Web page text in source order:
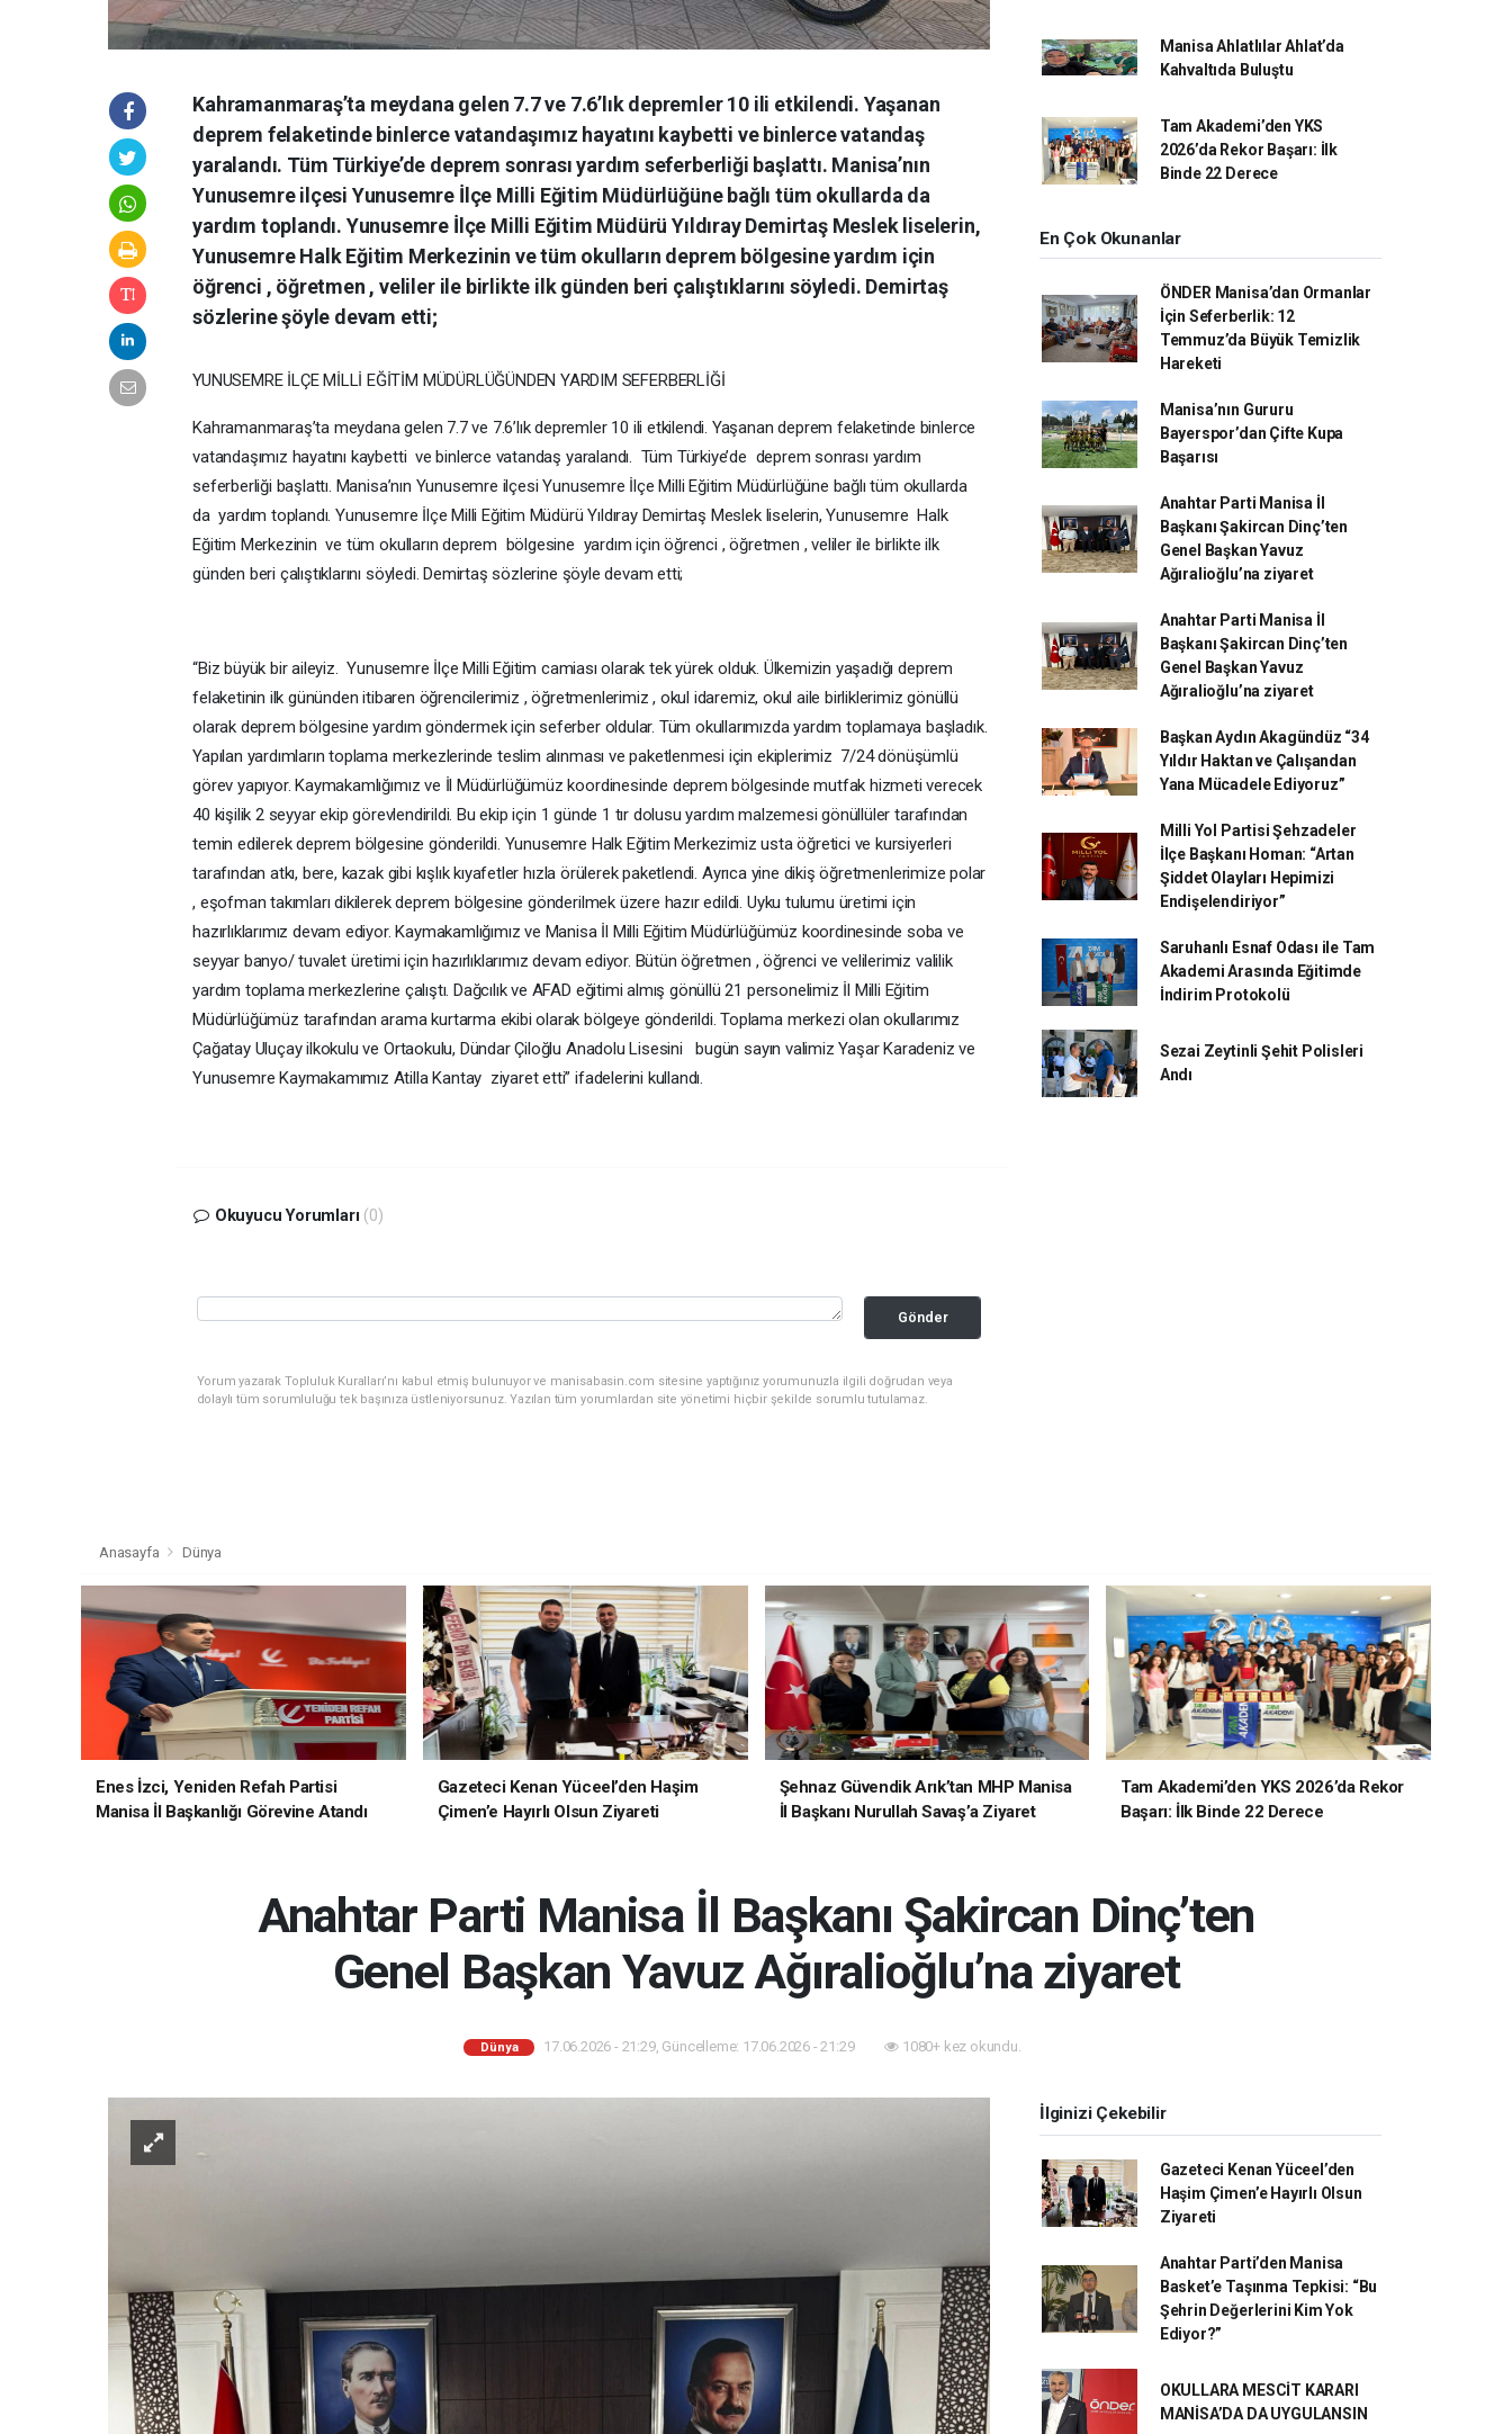
Kahramanmaraş’ta meydana gelen 7.7 ve 7.6’lık depremler 10 ili etkilendi. Yaşanan
deprem felaketinde binlerce vatandaşımız hayatını kaybetti ve binlerce vatandaş
yaralandı. Tüm Türkiye’de deprem sonrası yardım seferberliği başlattı. Manisa’nın
Yunusemre ilçesi Yunusemre İlçe Milli Eğitim Müdürlüğüne bağlı tüm okullarda da
yardım toplandı. Yunusemre İlçe Milli Eğitim Müdürü Yıldıray Demirtaş Meslek liselerin,
Yunusemre Halk Eğitim Merkezinin ve tüm okulların deprem bölgesine yardım için
öğrenci , öğretmen , veliler ile birlikte ilk günden beri çalıştıklarını söyledi. Demirtaş
sözlerine şöyle devam etti;
YUNUSEMRE İLÇE MİLLİ EĞİTİM MÜDÜRLÜĞÜNDEN YARDIM SEFERBERLİĞİ
Kahramanmaraş’ta meydana gelen 7.7 ve 7.6’lık depremler 10 ili etkilendi. Yaşanan deprem felaketinde binlerce
vatandaşımız hayatını kaybetti ve binlerce vatandaş yaralandı. Tüm Türkiye’de deprem sonrası yardım
seferberliği başlattı. Manisa’nın Yunusemre ilçesi Yunusemre İlçe Milli Eğitim Müdürlüğüne bağlı tüm okullarda
da yardım toplandı. Yunusemre İlçe Milli Eğitim Müdürü Yıldıray Demirtaş Meslek liselerin, Yunusemre Halk
Eğitim Merkezinin ve tüm okulların deprem bölgesine yardım için öğrenci , öğretmen , veliler ile birlikte ilk
günden beri çalıştıklarını söyledi. Demirtaş sözlerine şöyle devam etti;
“Biz büyük bir aileyiz. Yunusemre İlçe Milli Eğitim camiası olarak tek yürek olduk. Ülkemizin yaşadığı deprem
felaketinin ilk gününden itibaren öğrencilerimiz , öğretmenlerimiz , okul idaremiz, okul aile birliklerimiz gönüllü
olarak deprem bölgesine yardım göndermek için seferber oldular. Tüm okullarımızda yardım toplamaya başladık.
Yapılan yardımların toplama merkezlerinde teslim alınması ve paketlenmesi için ekiplerimiz 7/24 dönüşümlü
görev yapıyor. Kaymakamlığımız ve İl Müdürlüğümüz koordinesinde deprem bölgesinde mutfak hizmeti verecek
40 kişilik 2 seyyar ekip görevlendirildi. Bu ekip için 1 günde 1 tır dolusu yardım malzemesi gönüllüler tarafından
temin edilerek deprem bölgesine gönderildi. Yunusemre Halk Eğitim Merkezimiz usta öğretici ve kursiyerleri
tarafından atkı, bere, kazak gibi kışlık kıyafetler hızla örülerek paketlendi. Ayrıca yine dikiş öğretmenlerimize polar
, eşofman takımları dikilerek deprem bölgesine gönderilmek üzere hazır edildi. Uyku tulumu üretimi için
hazırlıklarımız devam ediyor. Kaymakamlığımız ve Manisa İl Milli Eğitim Müdürlüğümüz koordinesinde soba ve
seyyar banyo/ tuvalet üretimi için hazırlıklarımız devam ediyor. Bütün öğretmen , öğrenci ve velilerimiz valilik
yardım toplama merkezlerine çalıştı. Dağcılık ve AFAD eğitimi almış gönüllü 21 personelimiz İl Milli Eğitim
Müdürlüğümüz tarafından arama kurtarma ekibi olarak bölgeye gönderildi. Toplama merkezi olan okullarımız
Çağatay Uluçay ilkokulu ve Ortaokulu, Dündar Çiloğlu Anadolu Lisesini bugün sayın valimiz Yaşar Karadeniz ve
Yunusemre Kaymakamımız Atilla Kantay ziyaret etti” ifadelerini kullandı.
Okuyucu Yorumları (0)
Gönder
Yorum yazarak Topluluk Kuralları’nı kabul etmiş bulunuyor ve manisabasin.com sitesine yaptığınız yorumunuzla ilgili doğrudan veya
dolaylı tüm sorumluluğu tek başınıza üstleniyorsunuz. Yazılan tüm yorumlardan site yönetimi hiçbir şekilde sorumlu tutulamaz.
Manisa Ahlatlılar Ahlat’da
Kahvaltıda Buluştu
Tam Akademi’den YKS
2026’da Rekor Başarı: İlk
Binde 22 Derece
En Çok Okunanlar
ÖNDER Manisa’dan Ormanlar
İçin Seferberlik: 12
Temmuz’da Büyük Temizlik
Hareketi
Manisa’nın Gururu
Bayerspor’dan Çifte Kupa
Başarısı
Anahtar Parti Manisa İl
Başkanı Şakircan Dinç’ten
Genel Başkan Yavuz
Ağıralioğlu’na ziyaret
Anahtar Parti Manisa İl
Başkanı Şakircan Dinç’ten
Genel Başkan Yavuz
Ağıralioğlu’na ziyaret
Başkan Aydın Akagündüz “34
Yıldır Haktan ve Çalışandan
Yana Mücadele Ediyoruz”
Milli Yol Partisi Şehzadeler
İlçe Başkanı Homan: “Artan
Şiddet Olayları Hepimizi
Endişelendiriyor”
Saruhanlı Esnaf Odası ile Tam
Akademi Arasında Eğitimde
İndirim Protokolü
Sezai Zeytinli Şehit Polisleri
Andı
Anasayfa Dünya
Enes İzci, Yeniden Refah Partisi
Manisa İl Başkanlığı Görevine Atandı
Gazeteci Kenan Yüceel’den Haşim
Çimen’e Hayırlı Olsun Ziyareti
Şehnaz Güvendik Arık’tan MHP Manisa
İl Başkanı Nurullah Savaş’a Ziyaret
Tam Akademi’den YKS 2026’da Rekor
Başarı: İlk Binde 22 Derece
Anahtar Parti Manisa İl Başkanı Şakircan Dinç’ten
Genel Başkan Yavuz Ağıralioğlu’na ziyaret
Dünya 17.06.2026 - 21:29, Güncelleme: 17.06.2026 - 21:29 1080+ kez okundu.
İlginizi Çekebilir
Gazeteci Kenan Yüceel’den
Haşim Çimen’e Hayırlı Olsun
Ziyareti
Anahtar Parti’den Manisa
Basket’e Taşınma Tepkisi: “Bu
Şehrin Değerlerini Kim Yok
Ediyor?”
OKULLARA MESCİT KARARI
MANİSA’DA DA UYGULANSIN